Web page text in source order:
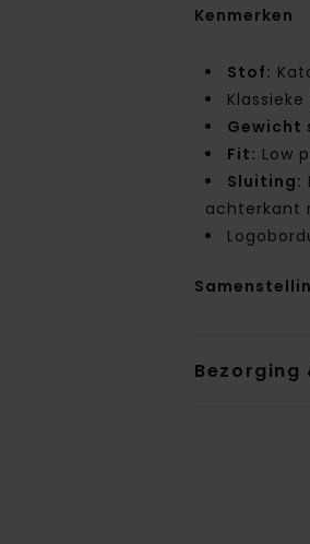
Kenmerken
Stof:
Gewicht
Fit: Low
Sluiting:
achterkant
Bezorging